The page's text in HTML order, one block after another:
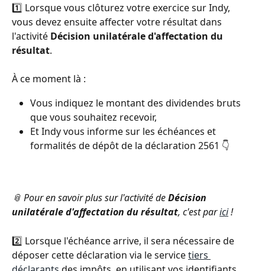
1️⃣ Lorsque vous clôturez votre exercice sur Indy,
vous devez ensuite affecter votre résultat dans
l'activité Décision unilatérale d'affectation du
résultat.
À ce moment là :
Vous indiquez le montant des dividendes bruts
que vous souhaitez recevoir,
Et Indy vous informe sur les échéances et
formalités de dépôt de la déclaration 2561 👇
📎 Pour en savoir plus sur l'activité de Décision
unilatérale d'affectation du résultat, c'est par ici !
2️⃣ Lorsque l'échéance arrive, il sera nécessaire de
déposer cette déclaration via le service tiers